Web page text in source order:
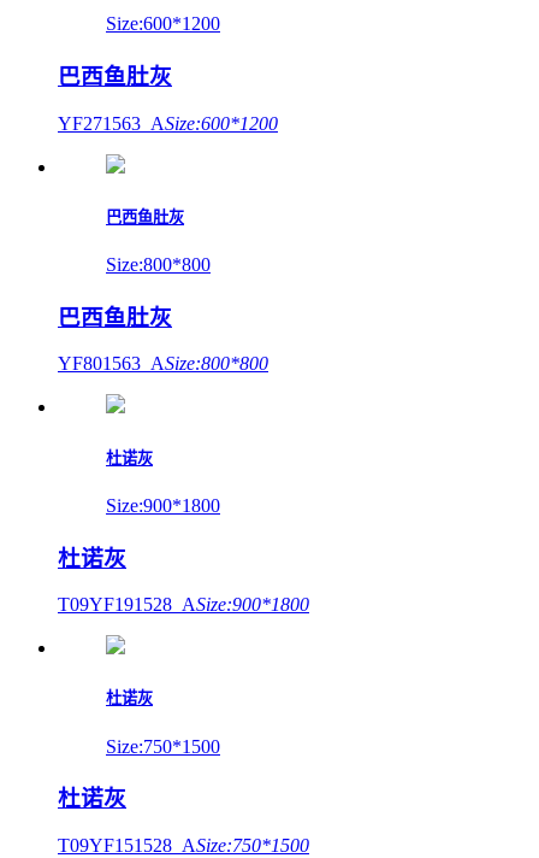
Size:600*1200
巴西鱼肚灰
YF271563_ASize:600*1200
巴西鱼肚灰
Size:800*800
巴西鱼肚灰
YF801563_ASize:800*800
杜诺灰
Size:900*1800
杜诺灰
T09YF191528_ASize:900*1800
杜诺灰
Size:750*1500
杜诺灰
T09YF151528_ASize:750*1500